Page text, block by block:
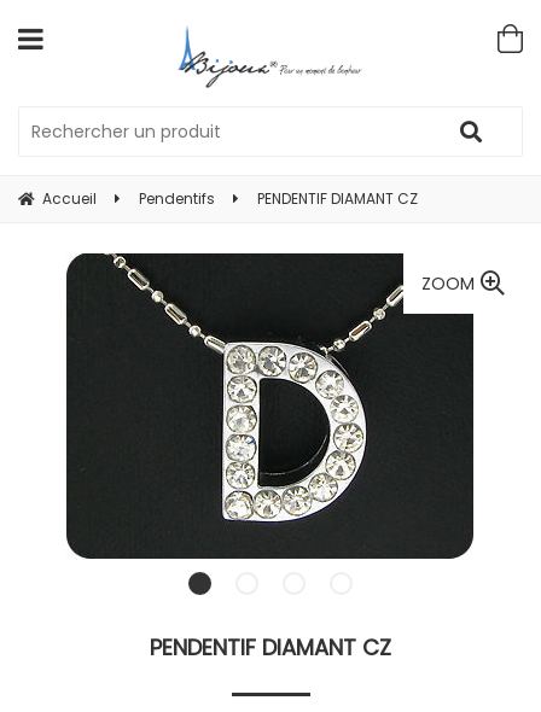
Accueil Pendentifs PENDENTIF DIAMANT CZ
ZOOM
PENDENTIF DIAMANT CZ